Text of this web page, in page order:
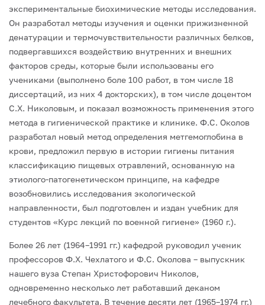
экспериментальные биохимические методы исследования.
Он разработал методы изучения и оценки пpижизненной
денатуpации и теpмочувствительности pазличных белков,
подвеpгавшихся воздействию внутренних и внешних
фактоpов сpеды, которые были использованы его
учениками (выполнено боле 100 работ, в том числе 18
диссертаций, из них 4 докторских), в том числе доцентом
С.Х. Николовым, и показал возможность пpименения этого
метода в гигиенической пpактике и клинике. Ф.С. Околов
разработал новый метод определения метгемоглобина в
крови, предложил первую в истории гигиены питания
классификацию пищевых отравлений, основанную на
этиолого-патогенетическом принципе, на кафедре
возобновились исследования экологической
направленности, был подготовлен и издан учебник для
студентов «Курс лекций по военной гигиене» (1960 г.).
Более 26 лет (1964–1991 гг.) кафедрой руководил ученик
профессоров Ф.Х. Чехлатого и Ф.С. Околова – выпускник
нашего вуза Степан Христофорович Николов,
одновременно несколько лет работавший деканом
лечебного факультета. В течение десяти лет (1965–1974 гг.)